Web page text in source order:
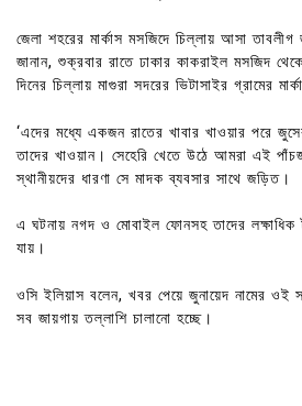
জেলা শহরের মার্কাস মসজিদে চিল্লায় আসা
জানান, শুক্রবার রাতে ঢাকার কাকরাইল মসজিদ
দিনের চিল্লায় মাগুরা সদরের ভিটাসাইর গ্রামের
‘এদের মধ্যে একজন রাতের খাবার খাওয়ার পরে
তাদের খাওয়ান। সেহেরি খেতে উঠে আমরা এই
স্থানীয়দের ধারণা সে মাদক ব্যবসার সাথে জড়িত।
এ ঘটনায় নগদ ও মোবাইল ফোনসহ তাদের লক্ষাধিক
যায়।
ওসি ইলিয়াস বলেন, খবর পেয়ে জুনায়েদ নামের
সব জায়গায় তল্লাশি চালানো হচ্ছে।